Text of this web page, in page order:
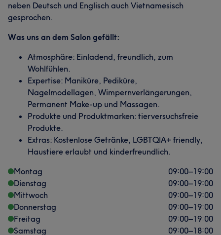
neben Deutsch und Englisch auch Vietnamesisch
gesprochen.
Was uns an dem Salon gefällt:
Atmosphäre: Einladend, freundlich, zum
Wohlfühlen.
Expertise: Maniküre, Pediküre,
Nagelmodellagen, Wimpernverlängerungen,
Permanent Make-up und Massagen.
Produkte und Produktmarken: tierversuchsfreie
Produkte.
Extras: Kostenlose Getränke, LGBTQIA+ friendly,
Haustiere erlaubt und kinderfreundlich.
Montag
09:00–19:00
Dienstag
09:00–19:00
Mittwoch
09:00–19:00
Donnerstag
09:00–19:00
Freitag
09:00–19:00
Samstag
09:00–18:00